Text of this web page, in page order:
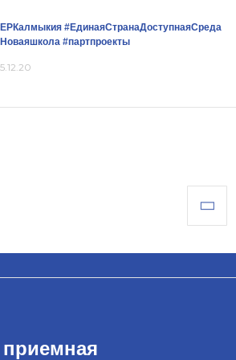
#ЕдинаяСтранаДоступнаяСреда
#партпроекты